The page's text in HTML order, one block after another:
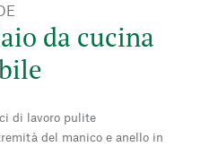
da cucina
di lavoro pulite
del manico e anello in